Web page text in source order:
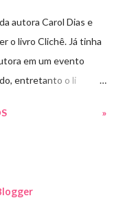
autora Carol Dias e
o livro Clichê. Já tinha
em um evento
entretanto o li
ficaram muito fofos
»